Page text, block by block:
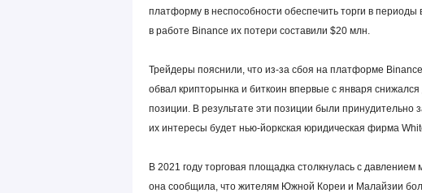
платформу в неспособности обеспечить торги в периоды
в работе Binance их потери составили $20 млн.
Трейдеры пояснили, что из-за сбоя на платформе
обвал крипторынка и биткоин впервые с января
позиции. В результате эти позиции были
их интересы будет нью-йоркская юридическая фирма
В 2021 году торговая площадка столкнулась с
она сообщила, что жителям Южной Кореи и Малайзии